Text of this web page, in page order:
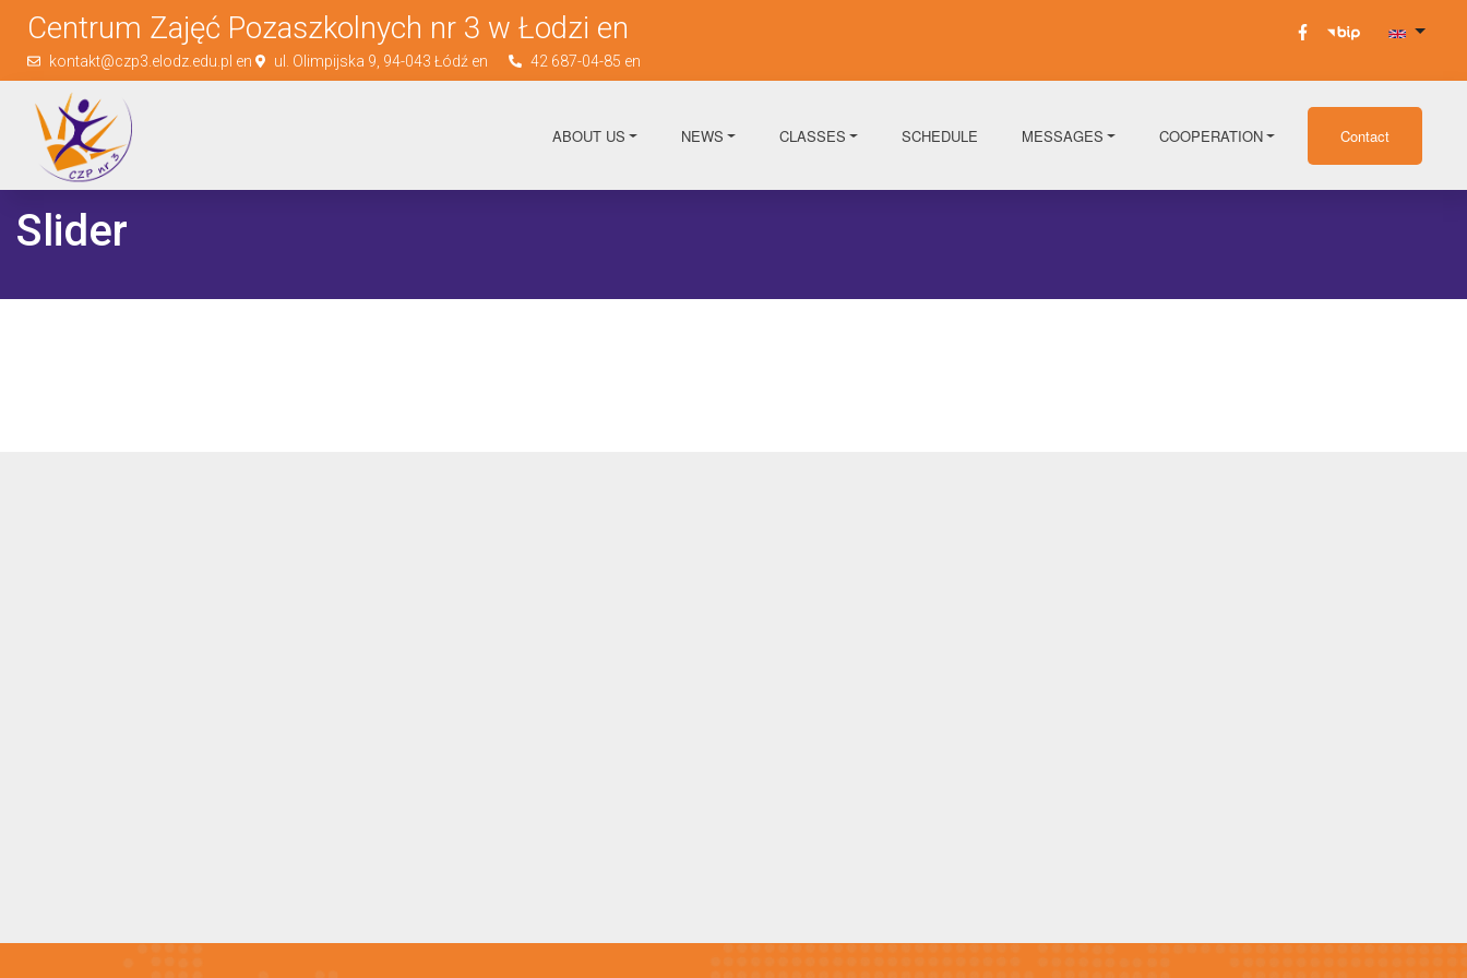
Centrum Zajęć Pozaszkolnych nr 3 w Łodzi en
kontakt@czp3.elodz.edu.pl en ul. Olimpijska 9, 94-043 Łódź en 42 687-04-85 en
ABOUT US NEWS CLASSES SCHEDULE MESSAGES COOPERATION Contact
Slider